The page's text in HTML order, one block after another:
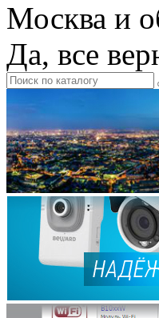
Москва и
Да, все